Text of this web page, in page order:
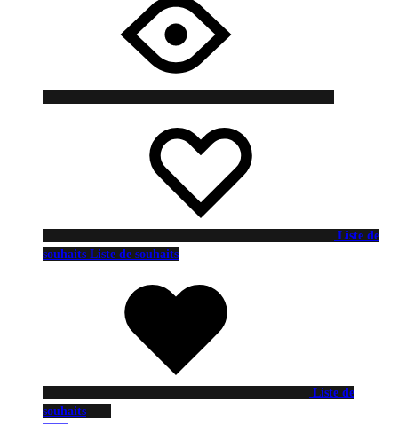
Liste de
souhaits Liste de souhaits
Liste de
souhaits